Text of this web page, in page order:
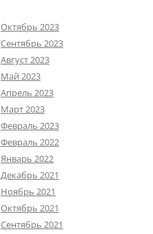
Октябрь 2023
Сентябрь 2023
Август 2023
Май 2023
Апрель 2023
Март 2023
Февраль 2023
Февраль 2022
Январь 2022
Декабрь 2021
Ноябрь 2021
Октябрь 2021
Сентябрь 2021